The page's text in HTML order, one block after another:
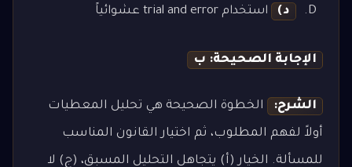
د)
استخدام trial and error عشوائياً
الإجابة الصحيحة: ب
الشرح: الخطوة الصحيحة هي تحليل المعطيات
أولاً لفهم المطلوب، ثم اختيار القانون المناسب
للمسألة. الخيار (أ) يتجاهل التحليل المسبق، (ج) لا